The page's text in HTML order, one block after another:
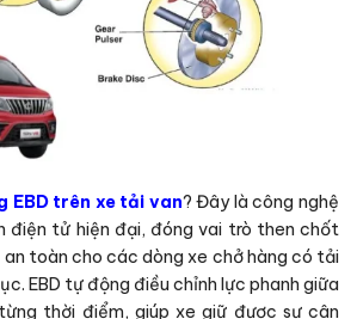
EBD trên xe tải van? Đây là công nghệ
điện tử hiện đại, đóng vai trò then chốt
toàn cho các dòng xe chở hàng có tải
EBD tự động điều chỉnh lực phanh giữa
thời điểm, giúp xe giữ được sự cân